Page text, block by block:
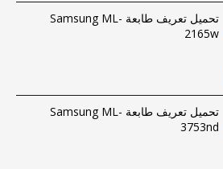
تحميل تعريف طابعة Samsung ML-
2165w
تحميل تعريف طابعة Samsung ML-
3753nd